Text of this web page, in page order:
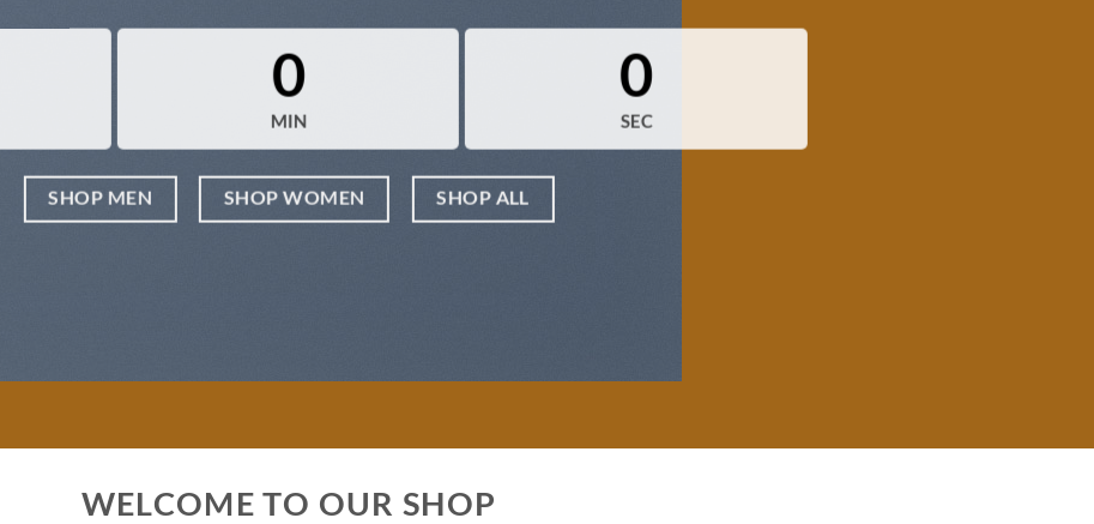
0
MIN
0
SEC
SHOP MEN SHOP WOMEN SHOP ALL
WELCOME TO OUR SHOP